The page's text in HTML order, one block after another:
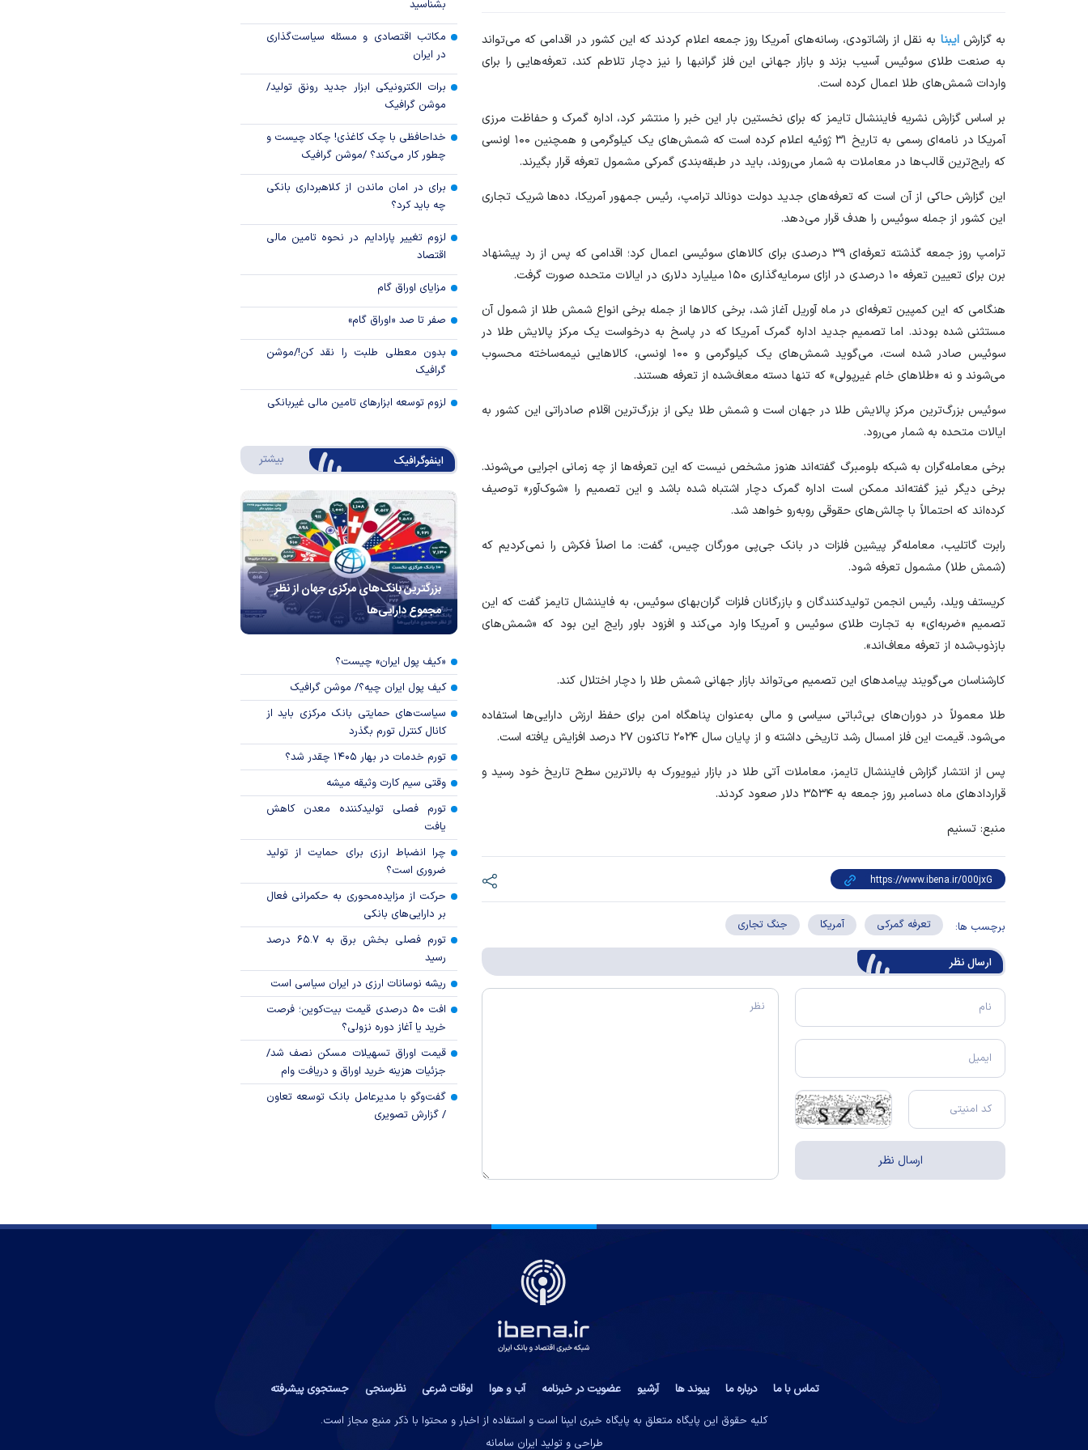
به گزارشایبنا به نقل از راشاتودی، رسانه‌های آمریکا روز جمعه اعلام کردند که این کشور در اقدامی که می‌تواند
به صنعت طلای سوئیس آسیب بزند و بازار جهانی این فلز گرانبها را نیز دچار تلاطم کند، تعرفه‌هایی را برای
واردات شمش‌های طلا اعمال کرده است.
بر اساس گزارش نشریه فایننشال تایمز که برای نخستین بار این خبر را منتشر کرد، اداره گمرک و حفاظت مرزی
آمریکا در نامه‌ای رسمی به تاریخ ۳۱ ژوئیه اعلام کرده است که شمش‌های یک کیلوگرمی و همچنین ۱۰۰ اونسی
که رایج‌ترین قالب‌ها در معاملات به شمار می‌روند، باید در طبقه‌بندی گمرکی مشمول تعرفه قرار بگیرند.
این گزارش حاکی از آن است که تعرفه‌های جدید دولت دونالد ترامپ، رئیس جمهور آمریکا، ده‌ها شریک تجاری
این کشور از جمله سوئیس را هدف قرار می‌دهد.
ترامپ روز جمعه گذشته تعرفه‌ای ۳۹ درصدی برای کالا‌های سوئیسی اعمال کرد؛ اقدامی که پس از رد پیشنهاد
برن برای تعیین تعرفه ۱۰ درصدی در ازای سرمایه‌گذاری ۱۵۰ میلیارد دلاری در ایالات متحده صورت گرفت.
هنگامی که این کمپین تعرفه‌ای در ماه آوریل آغاز شد، برخی کالا‌ها از جمله برخی انواع شمش طلا از شمول آن
مستثنی شده بودند. اما تصمیم جدید اداره گمرک آمریکا که در پاسخ به درخواست یک مرکز پالایش طلا در
سوئیس صادر شده است، می‌گوید شمش‌های یک کیلوگرمی و ۱۰۰ اونسی، کالا‌هایی نیمه‌ساخته محسوب
می‌شوند و نه «طلا‌های خام غیرپولی» که تنها دسته معاف‌شده از تعرفه هستند.
سوئیس بزرگ‌ترین مرکز پالایش طلا در جهان است و شمش طلا یکی از بزرگ‌ترین اقلام صادراتی این کشور به
ایالات متحده به شمار می‌رود.
برخی معامله‌گران به شبکه بلومبرگ گفته‌اند هنوز مشخص نیست که این تعرفه‌ها از چه زمانی اجرایی می‌شوند.
برخی دیگر نیز گفته‌اند ممکن است اداره گمرک دچار اشتباه شده باشد و این تصمیم را «شوک‌آور» توصیف
کرده‌اند که احتمالاً با چالش‌های حقوقی روبه‌رو خواهد شد.
رابرت گاتلیب، معامله‌گر پیشین فلزات در بانک جی‌پی مورگان چیس، گفت: ما اصلاً فکرش را نمی‌کردیم که
(شمش طلا) مشمول تعرفه شود.
کریستف ویلد، رئیس انجمن تولیدکنندگان و بازرگانان فلزات گران‌بهای سوئیس، به فایننشال تایمز گفت که این
تصمیم «ضربه‌ای» به تجارت طلای سوئیس و آمریکا وارد می‌کند و افزود باور رایج این بود که «شمش‌های
بازذوب‌شده از تعرفه معاف‌اند».
کارشناسان می‌گویند پیامد‌های این تصمیم می‌تواند بازار جهانی شمش طلا را دچار اختلال کند.
طلا معمولاً در دوران‌های بی‌ثباتی سیاسی و مالی به‌عنوان پناهگاه امن برای حفظ ارزش دارایی‌ها استفاده
می‌شود. قیمت این فلز امسال رشد تاریخی داشته و از پایان سال ۲۰۲۴ تاکنون ۲۷ درصد افزایش یافته است.
پس از انتشار گزارش فایننشال تایمز، معاملات آتی طلا در بازار نیویورک به بالاترین سطح تاریخ خود رسید و
قرارداد‌های ماه دسامبر روز جمعه به ۳۵۳۴ دلار صعود کردند.
منبع: تسنیم
برچسب ها: تعرفه گمرکی آمریکا جنگ تجاری
ارسال‌ نظر
رکود تورمی اقتصاد جهانی با شوک نفتی
ناشی از جنگ ایران
بشناسید
مکاتب اقتصادی و مسئله سیاست‌گذاری
در ایران
برات الکترونیکی ابزار جدید رونق تولید/
موشن گرافیک
خداحافظی با چک کاغذی! چکاد چیست و
چطور کار می‌کند؟ /موشن گرافیک
برای در امان ماندن از کلاهبرداری بانکی
چه باید کرد؟
لزوم تغییر پارادایم در نحوه تامین مالی
اقتصاد
مزایای اوراق گام
صفر تا صد «اوراق گام»
بدون معطلی طلبت را نقد کن!/موشن
گرافیک
لزوم توسعه ابزارهای تامین مالی غیربانکی
اینفوگرافیک بیشتر درباره اینفوگرافیک
بزرگترین بانک‌های مرکزی جهان از نظر
مجموع دارایی‌ها
«کیف پول ایران» چیست؟
کیف پول ایران چیه؟/ موشن گرافیک
سیاست‌های حمایتی بانک مرکزی باید از
کانال کنترل تورم بگذرد
تورم خدمات در بهار ۱۴۰۵ چقدر شد؟
وقتی سیم کارت وثیقه میشه
تورم فصلی تولیدکننده معدن کاهش
یافت
چرا انضباط ارزی برای حمایت از تولید
ضروری است؟
حرکت از مزایده‌محوری به حکمرانی فعال
بر دارایی‌های بانکی
تورم فصلی بخش برق به ۶۵.۷ درصد
رسید
ریشه نوسانات ارزی در ایران سیاسی است
افت ۵۰ درصدی قیمت بیت‌کوین؛ فرصت
خرید یا آغاز دوره نزولی؟
قیمت اوراق تسهیلات مسکن نصف شد/
جزئیات هزینه خرید اوراق و دریافت وام
گفت‌وگو با مدیرعامل بانک توسعه تعاون
/ گزارش تصویری
تماس با ما درباره ما پیوند ها آرشیو عضویت در خبرنامه آب و هوا اوقات شرعی نظرسنجی
جستجوی پیشرفته
کلیه حقوق این پایگاه متعلق به پایگاه خبری ایبِنا است و استفاده از اخبار و محتوا با ذکر منبع مجاز است.
طراحی و تولید ایران سامانه